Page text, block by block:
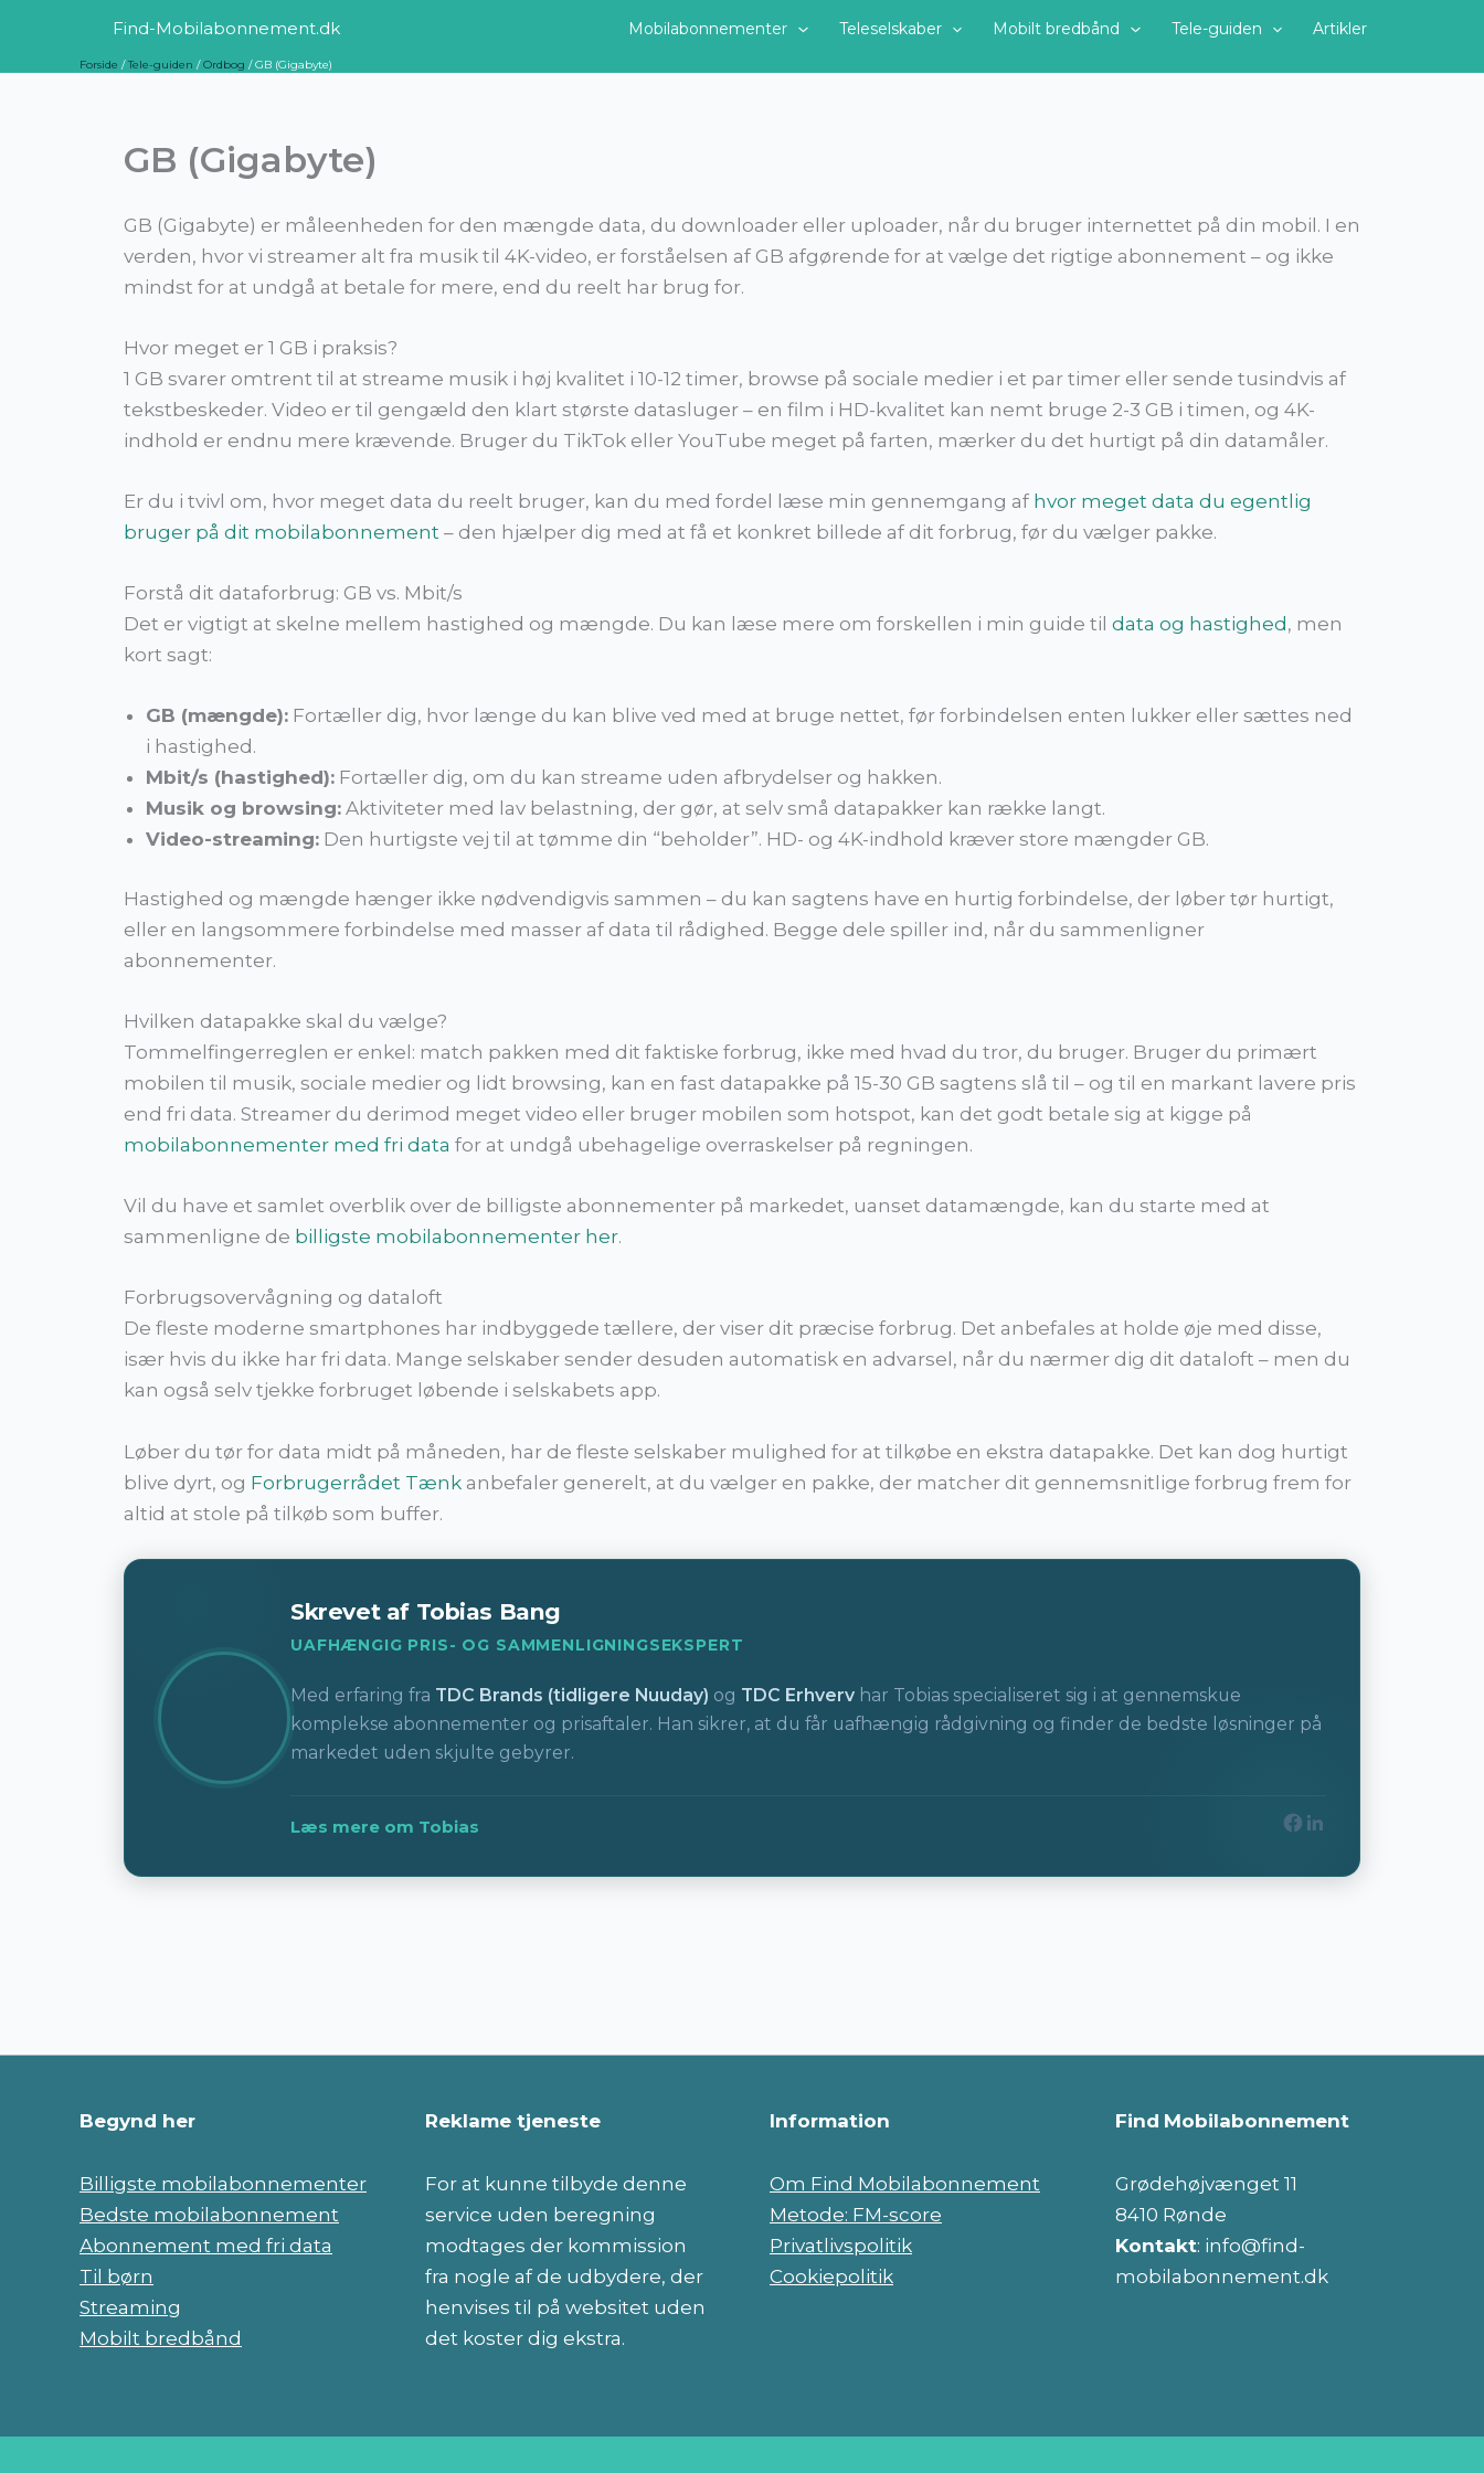
indholdet
Find-Mobilabonnement.dk Mobilabonnementer Teleselskaber Mobilt bredbånd Tele-guiden Artikler
Forside Tele-guiden Ordbog GB (Gigabyte)
GB (Gigabyte)
GB (Gigabyte) er måleenheden for den mængde data, du downloader eller uploader, når du bruger internettet på din mobil. I en
verden, hvor vi streamer alt fra musik til 4K-video, er forståelsen af GB afgørende for at vælge det rigtige abonnement – og ikke
mindst for at undgå at betale for mere, end du reelt har brug for.
Hvor meget er 1 GB i praksis?
1 GB svarer omtrent til at streame musik i høj kvalitet i 10-12 timer, browse på sociale medier i et par timer eller sende tusindvis af
tekstbeskeder. Video er til gengæld den klart største datasluger – en film i HD-kvalitet kan nemt bruge 2-3 GB i timen, og 4K-
indhold er endnu mere krævende. Bruger du TikTok eller YouTube meget på farten, mærker du det hurtigt på din datamåler.
Er du i tvivl om, hvor meget data du reelt bruger, kan du med fordel læse min gennemgang af hvor meget data du egentlig
bruger på dit mobilabonnement – den hjælper dig med at få et konkret billede af dit forbrug, før du vælger pakke.
Forstå dit dataforbrug: GB vs. Mbit/s
Det er vigtigt at skelne mellem hastighed og mængde. Du kan læse mere om forskellen i min guide til data og hastighed , men
kort sagt:
GB (mængde): Fortæller dig, hvor længe du kan blive ved med at bruge nettet, før forbindelsen enten lukker eller sættes ned
i hastighed.
Mbit/s (hastighed): Fortæller dig, om du kan streame uden afbrydelser og hakken.
Musik og browsing: Aktiviteter med lav belastning, der gør, at selv små datapakker kan række langt.
Video-streaming: Den hurtigste vej til at tømme din “beholder”. HD- og 4K-indhold kræver store mængder GB.
Hastighed og mængde hænger ikke nødvendigvis sammen – du kan sagtens have en hurtig forbindelse, der løber tør hurtigt,
eller en langsommere forbindelse med masser af data til rådighed. Begge dele spiller ind, når du sammenligner
abonnementer.
Hvilken datapakke skal du vælge?
Tommelfingerreglen er enkel: match pakken med dit faktiske forbrug, ikke med hvad du tror, du bruger. Bruger du primært
mobilen til musik, sociale medier og lidt browsing, kan en fast datapakke på 15-30 GB sagtens slå til – og til en markant lavere pris
end fri data. Streamer du derimod meget video eller bruger mobilen som hotspot, kan det godt betale sig at kigge på
mobilabonnementer med fri data for at undgå ubehagelige overraskelser på regningen.
Vil du have et samlet overblik over de billigste abonnementer på markedet, uanset datamængde, kan du starte med at
sammenligne de billigste mobilabonnementer her.
Forbrugsovervågning og dataloft
De fleste moderne smartphones har indbyggede tællere, der viser dit præcise forbrug. Det anbefales at holde øje med disse,
især hvis du ikke har fri data. Mange selskaber sender desuden automatisk en advarsel, når du nærmer dig dit dataloft – men du
kan også selv tjekke forbruget løbende i selskabets app.
Løber du tør for data midt på måneden, har de fleste selskaber mulighed for at tilkøbe en ekstra datapakke. Det kan dog hurtigt
blive dyrt, og Forbrugerrådet Tænk anbefaler generelt, at du vælger en pakke, der matcher dit gennemsnitlige forbrug frem for
altid at stole på tilkøb som buffer.
Skrevet af Tobias Bang
UAFHÆNGIG PRIS- OG SAMMENLIGNINGSEKSPERT
Med erfaring fra TDC Brands (tidligere Nuuday) og TDC Erhverv har Tobias specialiseret sig i at gennemskue
komplekse abonnementer og prisaftaler. Han sikrer, at du får uafhængig rådgivning og finder de bedste løsninger på
markedet uden skjulte gebyrer.
Læs mere om Tobias
Begynd her
Billigste mobilabonnementer
Bedste mobilabonnement
Abonnement med fri data
Til børn
Streaming
Mobilt bredbånd
Reklame tjeneste
For at kunne tilbyde denne
service uden beregning
modtages der kommission
fra nogle af de udbydere, der
henvises til på websitet uden
det koster dig ekstra.
Information
Om Find Mobilabonnement
Metode: FM-score
Privatlivspolitik
Cookiepolitik
Find Mobilabonnement
Grødehøjvænget 11
8410 Rønde
Kontakt: info@find-
mobilabonnement.dk